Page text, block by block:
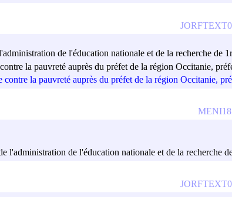
de l'éducation nationale et de la recherche de
la pauvreté auprès du préfet de la région Occitanie,
contre la pauvreté auprès du préfet de la région Occitanie,
l'administration de l'éducation nationale et de la recherche